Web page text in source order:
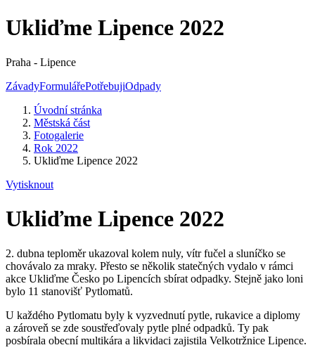
Ukliďme Lipence 2022
Praha - Lipence
ZávadyFormulářePotřebujiOdpady
Úvodní stránka
Městská část
Fotogalerie
Rok 2022
Ukliďme Lipence 2022
Vytisknout
Ukliďme Lipence 2022
2. dubna teploměr ukazoval kolem nuly, vítr fučel a sluníčko se
chovávalo za mraky. Přesto se několik statečných vydalo v rámci
akce Ukliďme Česko po Lipencích sbírat odpadky. Stejně jako loni
bylo 11 stanovišť Pytlomatů.
U každého Pytlomatu byly k vyzvednutí pytle, rukavice a diplomy
a zároveň se zde soustřeďovaly pytle plné odpadků. Ty pak
posbírala obecní multikára a likvidaci zajistila Velkotržnice Lipence.